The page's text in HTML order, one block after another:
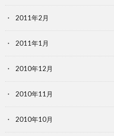
2011年2月
2011年1月
2010年12月
2010年11月
2010年10月